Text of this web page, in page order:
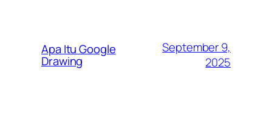
Apa Itu Google
Drawing
September 9,
2025